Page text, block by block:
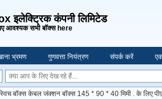
इलेक्ट्रिक कंपनी लिमिटेड
आवश्यक सभी बॉक्स here
भ्रमण गुणवत्ता नियंत्रण संपर्क करें
बॉक्स केबल जंक्शन बॉक्स 145 * 90 * 40 मिमी . के लिए